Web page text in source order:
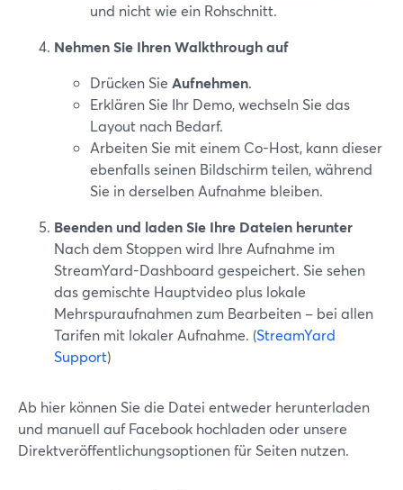
und nicht wie ein Rohschnitt.
Nehmen Sie Ihren Walkthrough auf
Drücken Sie Aufnehmen.
Erklären Sie Ihr Demo, wechseln Sie das
Layout nach Bedarf.
Arbeiten Sie mit einem Co-Host, kann dieser
ebenfalls seinen Bildschirm teilen, während
Sie in derselben Aufnahme bleiben.
Beenden und laden Sie Ihre Dateien herunter
Nach dem Stoppen wird Ihre Aufnahme im
StreamYard-Dashboard gespeichert. Sie sehen
das gemischte Hauptvideo plus lokale
Mehrspuraufnahmen zum Bearbeiten – bei allen
Tarifen mit lokaler Aufnahme. (StreamYard
Support)
Ab hier können Sie die Datei entweder herunterladen
und manuell auf Facebook hochladen oder unsere
Direktveröffentlichungsoptionen für Seiten nutzen.